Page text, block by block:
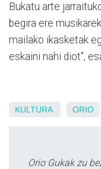
Bukatu arte
begira ere
mailako ikasketak
eskaini nahi diot",
KULTURA ORIO
Orio Gukak zu